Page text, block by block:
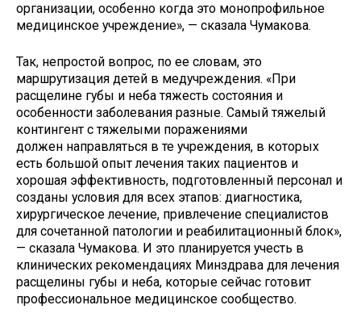
организации, особенно когда это монопрофильное
медицинское учреждение», — сказала Чумакова.
Так, непростой вопрос, по ее словам, это
маршрутизация детей в медучреждения. «При
расщелине губы и неба тяжесть состояния и
особенности заболевания разные. Самый тяжелый
контингент с тяжелыми поражениями
должен направляться в те учреждения, в которых
есть большой опыт лечения таких пациентов и
хорошая эффективность, подготовленный персонал и
созданы условия для всех этапов: диагностика,
хирургическое лечение, привлечение специалистов
для сочетанной патологии и реабилитационный блок»,
— сказала Чумакова. И это планируется учесть в
клинических рекомендациях Минздрава для лечения
расщелины губы и неба, которые сейчас готовит
профессиональное медицинское сообщество.